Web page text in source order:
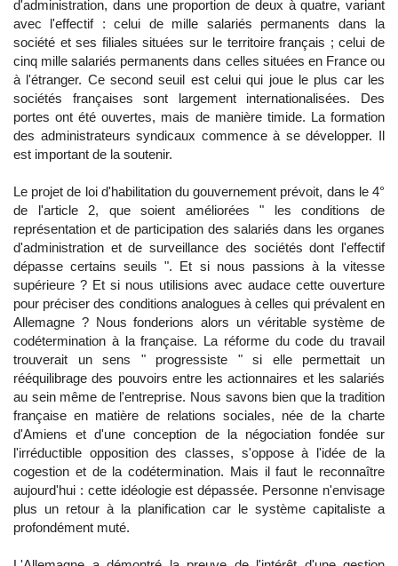
d'administration, dans une proportion de deux à quatre, variant
avec l'effectif : celui de mille salariés permanents dans la
société et ses filiales situées sur le territoire français ; celui de
cinq mille salariés permanents dans celles situées en France ou
à l'étranger. Ce second seuil est celui qui joue le plus car les
sociétés françaises sont largement internationalisées. Des
portes ont été ouvertes, mais de manière timide. La formation
des administrateurs syndicaux commence à se développer. Il
est important de la soutenir.
Le projet de loi d'habilitation du gouvernement prévoit, dans le 4°
de l'article 2, que soient améliorées " les conditions de
représentation et de participation des salariés dans les organes
d'administration et de surveillance des sociétés dont l'effectif
dépasse certains seuils ". Et si nous passions à la vitesse
supérieure ? Et si nous utilisions avec audace cette ouverture
pour préciser des conditions analogues à celles qui prévalent en
Allemagne ? Nous fonderions alors un véritable système de
codétermination à la française. La réforme du code du travail
trouverait un sens " progressiste " si elle permettait un
rééquilibrage des pouvoirs entre les actionnaires et les salariés
au sein même de l'entreprise. Nous savons bien que la tradition
française en matière de relations sociales, née de la charte
d'Amiens et d'une conception de la négociation fondée sur
l'irréductible opposition des classes, s'oppose à l'idée de la
cogestion et de la codétermination. Mais il faut le reconnaître
aujourd'hui : cette idéologie est dépassée. Personne n'envisage
plus un retour à la planification car le système capitaliste a
profondément muté.